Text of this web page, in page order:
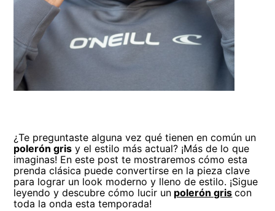
¿Te preguntaste alguna vez qué tienen en común un
polerón gris y el estilo más actual? ¡Más de lo que
imaginas! En este post te mostraremos cómo esta
prenda clásica puede convertirse en la pieza clave
para lograr un look moderno y lleno de estilo. ¡Sigue
leyendo y descubre cómo lucir un polerón gris con
toda la onda esta temporada!